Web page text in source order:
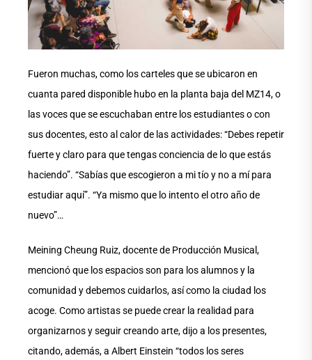
Fueron muchas, como los carteles que se ubicaron en
cuanta pared disponible hubo en la planta baja del MZ14, o
las voces que se escuchaban entre los estudiantes o con
sus docentes, esto al calor de las actividades: “Debes repetir
fuerte y claro para que tengas conciencia de lo que estás
haciendo”. “Sabías que escogieron a mi tío y no a mí para
estudiar aquí”. “Ya mismo que lo intento el otro año de
nuevo”…
Meining Cheung Ruiz, docente de Producción Musical,
mencionó que los espacios son para los alumnos y la
comunidad y debemos cuidarlos, así como la ciudad los
acoge. Como artistas se puede crear la realidad para
organizarnos y seguir creando arte, dijo a los presentes,
citando, además, a Albert Einstein “todos los seres